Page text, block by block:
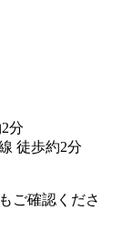
分
徒歩約2分
ご確認くださ